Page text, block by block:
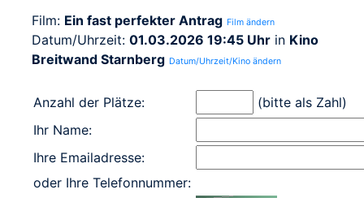
Film: Ein fast perfekter Antrag Film ändern
Datum/Uhrzeit: 01.03.2026 19:45 Uhr in Kino
Breitwand Starnberg Datum/Uhrzeit/Kino ändern
Anzahl der Plätze:
(bitte als Zahl)
Ihr Name:
Ihre Emailadresse:
oder Ihre Telefonnummer: